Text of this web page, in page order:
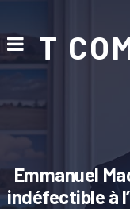
T
Emmanuel
indéfectible à